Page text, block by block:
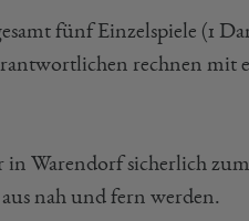
fünf Einzelspiele (1
rechnen mit
in Warendorf sicherlich zum
nah und fern werden.